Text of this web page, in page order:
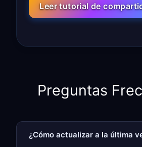
Leer tutorial de
Preguntas
¿Cómo actualizar a la última